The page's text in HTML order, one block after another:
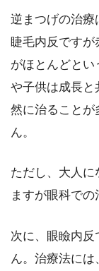
逆まつげの治療
睫毛内反です
がほとんどと
や子供は成長と
然に治ることが
ん。
ただし、大人に
ますが眼科での
次に、眼瞼内
ん。治療法には